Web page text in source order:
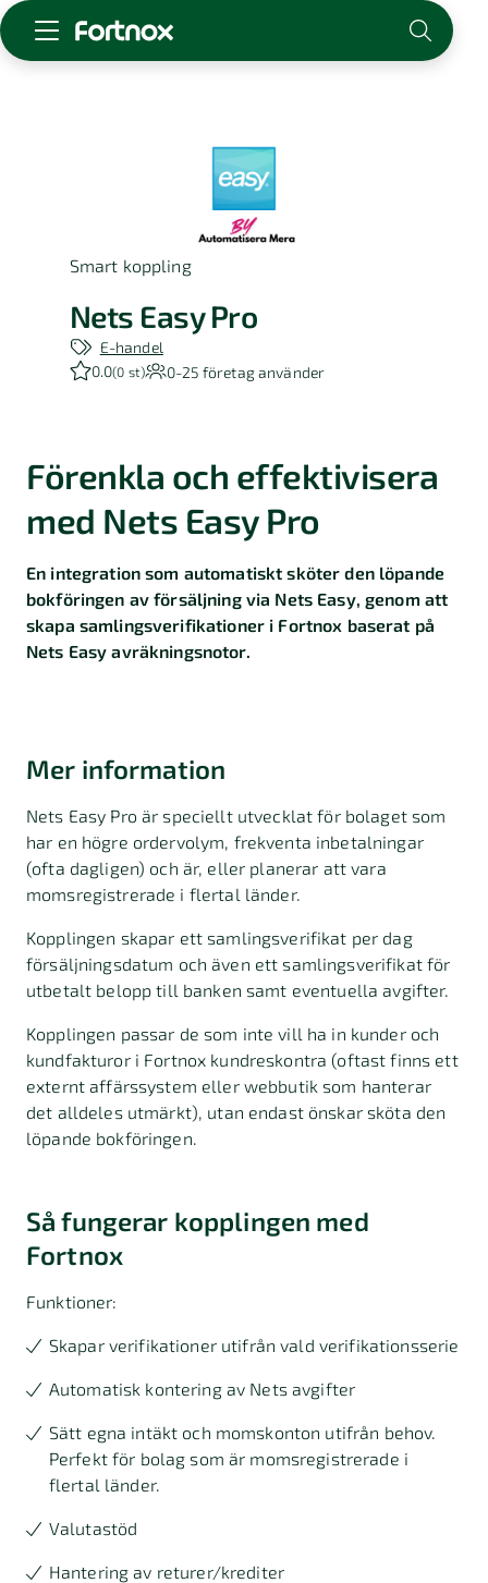
För redovisningsbyrån
Kunskap & inspiration
Logga in
Om Fortnox
Karriär
Kontakt
Smart koppling
Nets Easy Pro
E-handel
0.0(0 st) 0-25 företag använder
Förenkla och effektivisera
med Nets Easy Pro
En integration som automatiskt sköter den löpande
bokföringen av försäljning via Nets Easy, genom att
skapa samlingsverifikationer i Fortnox baserat på
Nets Easy avräkningsnotor.
Mer information
Nets Easy Pro är speciellt utvecklat för bolaget som
har en högre ordervolym, frekventa inbetalningar
(ofta dagligen) och är, eller planerar att vara
momsregistrerade i flertal länder.
Kopplingen skapar ett samlingsverifikat per dag
försäljningsdatum och även ett samlingsverifikat för
utbetalt belopp till banken samt eventuella avgifter.
Kopplingen passar de som inte vill ha in kunder och
kundfakturor i Fortnox kundreskontra (oftast finns ett
externt affärssystem eller webbutik som hanterar
det alldeles utmärkt), utan endast önskar sköta den
löpande bokföringen.
Så fungerar kopplingen med
Fortnox
Funktioner:
Skapar verifikationer utifrån vald verifikationsserie
Automatisk kontering av Nets avgifter
Sätt egna intäkt och momskonton utifrån behov.
Perfekt för bolag som är momsregistrerade i
flertal länder.
Valutastöd
Hantering av returer/krediter